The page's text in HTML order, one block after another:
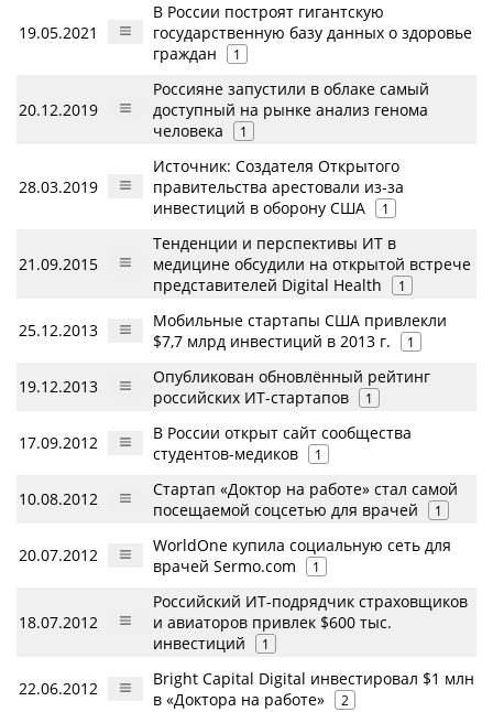
19.05.2021
В России построят гигантскую
государственную базу данных о здоровье
граждан
1
20.12.2019
Россияне запустили в облаке самый
доступный на рынке анализ генома
человека
1
28.03.2019
Источник: Создателя Открытого
правительства арестовали из-за
инвестиций в оборону США
1
21.09.2015
Тенденции и перспективы ИТ в
медицине обсудили на открытой встрече
представителей Digital Health
1
25.12.2013
Мобильные стартапы США привлекли
$7,7 млрд инвестиций в 2013 г.
1
19.12.2013
Опубликован обновлённый рейтинг
российских ИТ-стартапов
1
17.09.2012
В России открыт сайт сообщества
студентов-медиков
1
10.08.2012
Стартап «Доктор на работе» стал самой
посещаемой соцсетью для врачей
1
20.07.2012
WorldOne купила социальную сеть для
врачей Sermo.com
1
18.07.2012
Российский ИТ-подрядчик страховщиков
и авиаторов привлек $600 тыс.
инвестиций
1
22.06.2012
Bright Capital Digital инвестировал $1 млн
в «Доктора на работе»
2